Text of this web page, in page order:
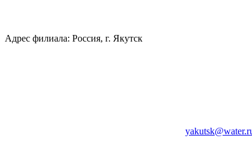
Адрес филиала: Россия, г. Якутск